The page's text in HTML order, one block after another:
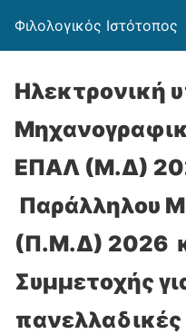
Φιλολογικός Ιστότοπος
Ηλεκτρονική
ΕΠΑΛ (Μ.Δ)
Παράλληλου
(Π.Μ.Δ) 2026
Συμμετοχής
πανελλαδικές